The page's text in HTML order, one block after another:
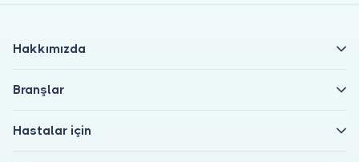
Hakkımızda
Branşlar
Hastalar için